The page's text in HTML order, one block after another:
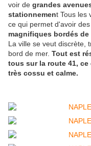
voir de grandes
stationnement Tous les
ce qui permet d'avoir
magnifiques bordés
La ville se veut discrète,
bord de mer. Tout est
tous sur la route 41,
très cossu et calme.